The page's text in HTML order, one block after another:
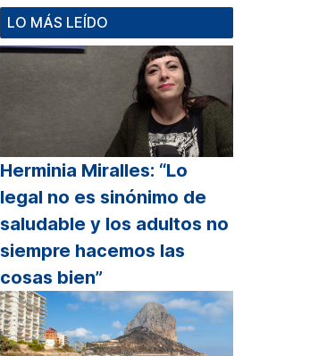
LO MÁS LEÍDO
Herminia Miralles: “Lo
legal no es sinónimo de
saludable y los adultos no
siempre hacemos las
cosas bien”